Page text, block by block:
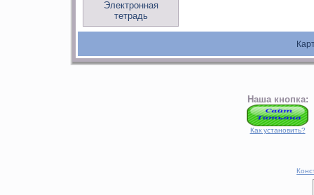
Электронная
тетрадь
Наша кнопка:
Как установить?